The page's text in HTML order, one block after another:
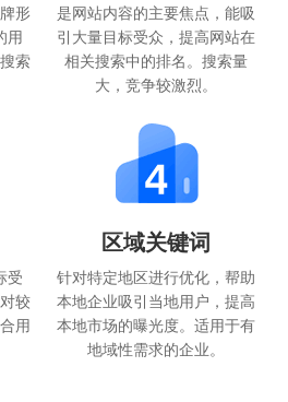
形
用
索
是网站内容的主要焦点，能吸
引大量目标受众，提高网站在
相关搜索中的排名。搜索量
大，竞争较激烈。
受
较
用
区域关键词
针对特定地区进行优化，帮助
本地企业吸引当地用户，提高
本地市场的曝光度。适用于有
地域性需求的企业。